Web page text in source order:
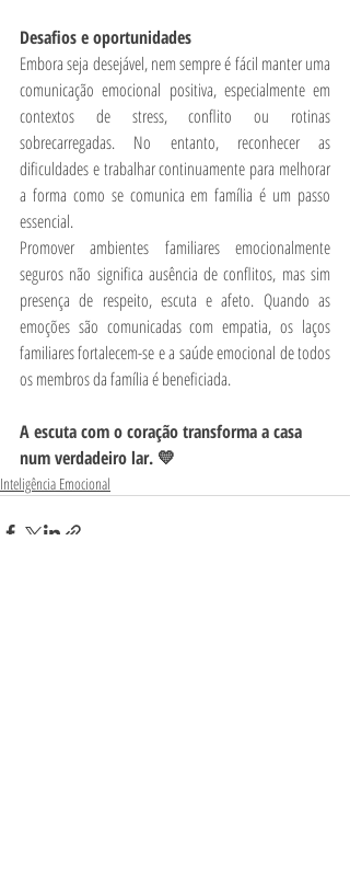
Desafios e oportunidades
Embora seja desejável, nem sempre é fácil manter uma
comunicação emocional positiva, especialmente em
contextos de stress, conflito ou rotinas
sobrecarregadas. No entanto, reconhecer as
dificuldades e trabalhar continuamente para melhorar
a forma como se comunica em família é um passo
essencial.
Promover ambientes familiares emocionalmente
seguros não significa ausência de conflitos, mas sim
presença de respeito, escuta e afeto. Quando as
emoções são comunicadas com empatia, os laços
familiares fortalecem-se e a saúde emocional de todos
os membros da família é beneficiada.
A escuta com o coração transforma a casa
num verdadeiro lar. 💛
Inteligência Emocional